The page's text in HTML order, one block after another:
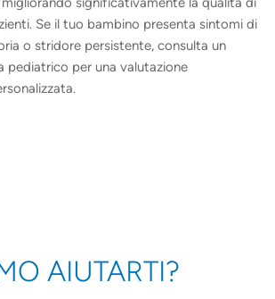
Se il tuo bambino presenta sintomi di
o stridore persistente, consulta un
pediatrico per una valutazione
AIUTARTI?